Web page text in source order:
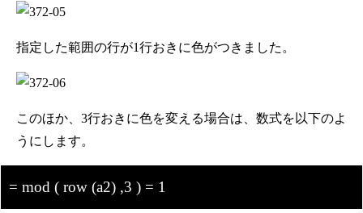
指定した範囲の行が1行おきに色がつきました。
このほか、3行おきに色を変える場合は、数式を以下のよ
うにします。
= mod ( row (a2) ,3 ) = 1